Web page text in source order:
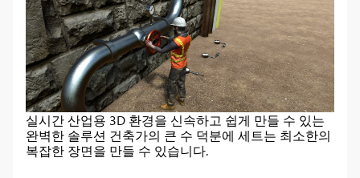
실시간 산업용 3D 환경을 신속하고 쉽게 만들 수 있는
완벽한 솔루션 건축가의 큰 수 덕분에 세트는 최소한의
복잡한 장면을 만들 수 있습니다.